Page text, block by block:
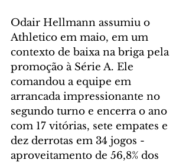
Odair Hellmann assumiu o
Athletico em maio, em um
contexto de baixa na briga pela
promoção à Série A. Ele
comandou a equipe em
arrancada impressionante no
segundo turno e encerra o ano
com 17 vitórias, sete empates e
dez derrotas em 34 jogos -
aproveitamento de 56,8% dos